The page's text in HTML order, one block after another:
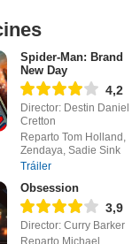
Spider-Man: Brand
New Day
4,2
Director: Destin Daniel
Cretton
Reparto Tom Holland,
Zendaya, Sadie Sink
Tráiler
Obsession
3,9
Director: Curry Barker
Reparto Michael